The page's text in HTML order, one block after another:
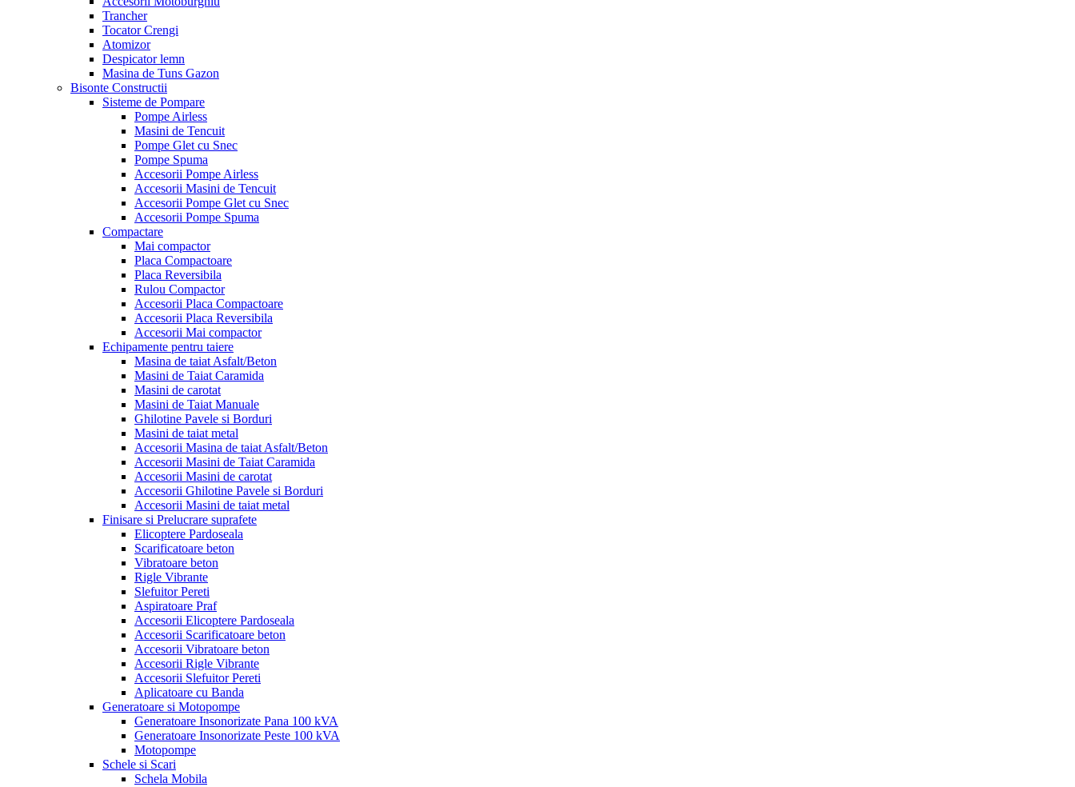
Trancher
Tocator Crengi
Atomizor
Despicator lemn
Masina de Tuns Gazon
Bisonte Constructii
Sisteme de Pompare
Pompe Airless
Masini de Tencuit
Pompe Glet cu Snec
Pompe Spuma
Accesorii Pompe Airless
Accesorii Masini de Tencuit
Accesorii Pompe Glet cu Snec
Accesorii Pompe Spuma
Compactare
Mai compactor
Placa Compactoare
Placa Reversibila
Rulou Compactor
Accesorii Placa Compactoare
Accesorii Placa Reversibila
Accesorii Mai compactor
Echipamente pentru taiere
Masina de taiat Asfalt/Beton
Masini de Taiat Caramida
Masini de carotat
Masini de Taiat Manuale
Ghilotine Pavele si Borduri
Masini de taiat metal
Accesorii Masina de taiat Asfalt/Beton
Accesorii Masini de Taiat Caramida
Accesorii Masini de carotat
Accesorii Ghilotine Pavele si Borduri
Accesorii Masini de taiat metal
Finisare si Prelucrare suprafete
Elicoptere Pardoseala
Scarificatoare beton
Vibratoare beton
Rigle Vibrante
Slefuitor Pereti
Aspiratoare Praf
Accesorii Elicoptere Pardoseala
Accesorii Scarificatoare beton
Accesorii Vibratoare beton
Accesorii Rigle Vibrante
Accesorii Slefuitor Pereti
Aplicatoare cu Banda
Generatoare si Motopompe
Generatoare Insonorizate Pana 100 kVA
Generatoare Insonorizate Peste 100 kVA
Motopompe
Schele si Scari
Schela Mobila